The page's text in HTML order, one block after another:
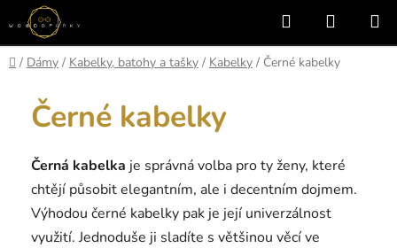
Přejít
na
obsah
Hledat
KOŠÍK
Domů
/ Dámy / Kabelky, batohy a tašky / Kabelky / Černé kabelky
Černé kabelky
Černá kabelka je správná volba pro ty ženy, které
chtějí působit elegantním, ale i decentním dojmem.
Výhodou černé kabelky pak je její univerzálnost
využití. Jednoduše ji sladíte s většinou věcí ve